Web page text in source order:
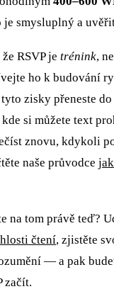
je smysluplný a
RSVP je trénink,
ho k budování
zisky přeneste
si můžete text
znovu, kdykoli
naše průvodce
na tom právě teď?
čtení, zjistěte
— a pak
začít.